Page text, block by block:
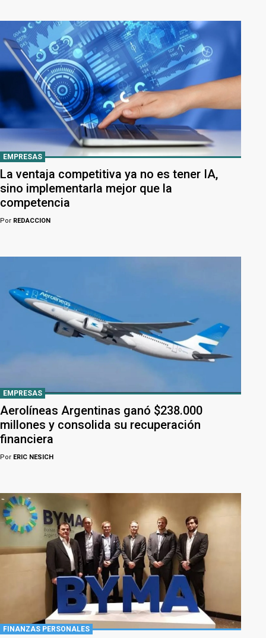
EMPRESAS
La ventaja competitiva ya no es tener IA,
sino implementarla mejor que la
competencia
Por REDACCION
EMPRESAS
Aerolíneas Argentinas ganó $238.000
millones y consolida su recuperación
financiera
Por ERIC NESICH
FINANZAS PERSONALES